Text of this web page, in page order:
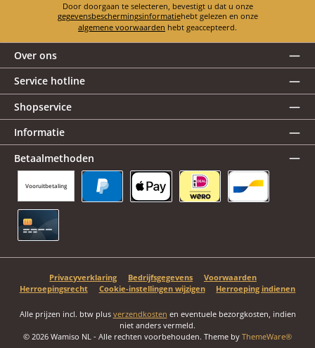
Door doorgaan te selecteren, bevestigt u dat u onze
gegevensbeschermingsinformatie
hebt gelezen en onze
algemene voorwaarden hebt geaccepteerd.
Over ons
Service hotline
Shopservice
Informatie
Betaalmethoden
Vooruitbetaling
Privacyverklaring Bedrijfsgegevens
Voorwaarden
Herroepingsrecht
Cookie-instellingen wijzigen Herroeping indienen
Alle prijzen incl. btw plus verzendkosten en eventuele bezorgkosten, indien
niet anders vermeld.
© 2026 Wamiso NL - Alle rechten voorbehouden. Theme by ThemeWare®